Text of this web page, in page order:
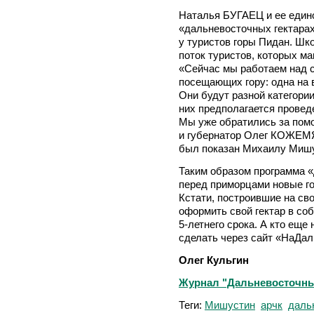
Наталья БУГАЕЦ и ее
«дальневосточных
у туристов горы Пидан.
поток туристов, которых
«Сейчас мы работаем над
посещающих гору: одна на
Они будут разной
них предполагается
Мы уже обратились за
и губернатор Олег
был показан Михаилу
Таким образом программа
перед приморцами новые
Кстати, построившие на
оформить свой гектар в
5-летнего срока. А кто еще
сделать через сайт
Олег Кульгин
Журнал
Теги: Мишустин арчк